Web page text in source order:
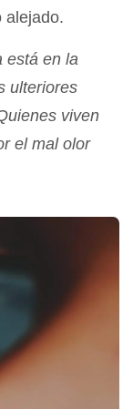
alejado.
está en la
ulteriores
viven
el mal olor